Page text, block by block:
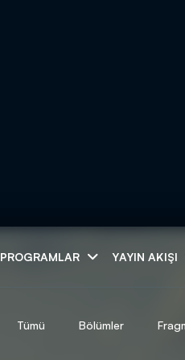
PROGRAMLAR YAYIN AKIŞI
Tümü Bölümler